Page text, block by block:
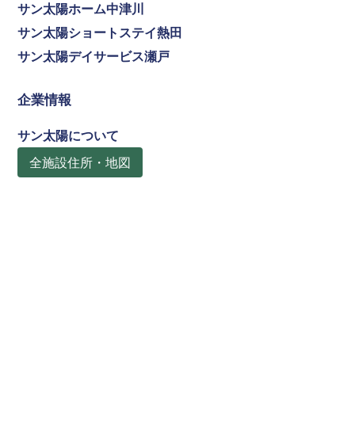
サン太陽ホーム中津川
サン太陽ショートステイ熱田
サン太陽デイサービス瀬戸
企業情報
サン太陽について
全施設住所・地図